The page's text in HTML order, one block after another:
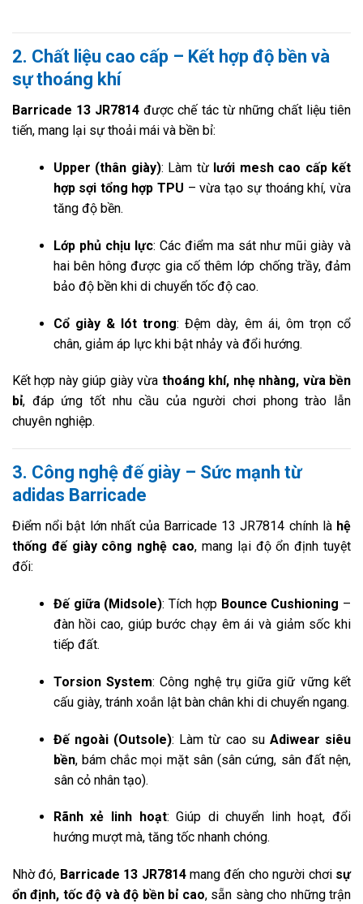
2. Chất liệu cao cấp – Kết hợp độ bền và
sự thoáng khí
Barricade 13 JR7814 được chế tác từ những chất liệu tiên
tiến, mang lại sự thoải mái và bền bỉ:
Upper (thân giày): Làm từ lưới mesh cao cấp kết
hợp sợi tổng hợp TPU – vừa tạo sự thoáng khí, vừa
tăng độ bền.
Lớp phủ chịu lực: Các điểm ma sát như mũi giày và
hai bên hông được gia cố thêm lớp chống trầy, đảm
bảo độ bền khi di chuyển tốc độ cao.
Cổ giày & lót trong: Đệm dày, êm ái, ôm trọn cổ
chân, giảm áp lực khi bật nhảy và đổi hướng.
Kết hợp này giúp giày vừa thoáng khí, nhẹ nhàng, vừa bền
bỉ, đáp ứng tốt nhu cầu của người chơi phong trào lẫn
chuyên nghiệp.
3. Công nghệ đế giày – Sức mạnh từ
adidas Barricade
Điểm nổi bật lớn nhất của Barricade 13 JR7814 chính là hệ
thống đế giày công nghệ cao, mang lại độ ổn định tuyệt
đối:
Đế giữa (Midsole): Tích hợp Bounce Cushioning –
đàn hồi cao, giúp bước chạy êm ái và giảm sốc khi
tiếp đất.
Torsion System: Công nghệ trụ giữa giữ vững kết
cấu giày, tránh xoắn lật bàn chân khi di chuyển ngang.
Đế ngoài (Outsole): Làm từ cao su Adiwear siêu
bền, bám chắc mọi mặt sân (sân cứng, sân đất nện,
sân cỏ nhân tạo).
Rãnh xẻ linh hoạt: Giúp di chuyển linh hoạt, đổi
hướng mượt mà, tăng tốc nhanh chóng.
Nhờ đó, Barricade 13 JR7814mang đến cho người chơi sự
ổn định, tốc độ và độ bền bỉ cao, sẵn sàng cho những trận